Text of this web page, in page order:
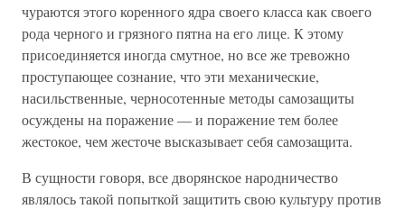
чураются этого коренного ядра своего класса как своего
рода черного и грязного пятна на его лице. К этому
присоединяется иногда смутное, но все же тревожно
проступающее сознание, что эти механические,
насильственные, черносотенные методы самозащиты
осуждены на поражение — и поражение тем более
жестокое, чем жесточе высказывает себя самозащита.
В сущности говоря, все дворянское народничество
являлось такой попыткой защитить свою культуру против